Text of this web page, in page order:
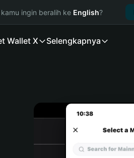
ingin beralih ke English?
Wallet X Selengkapnya